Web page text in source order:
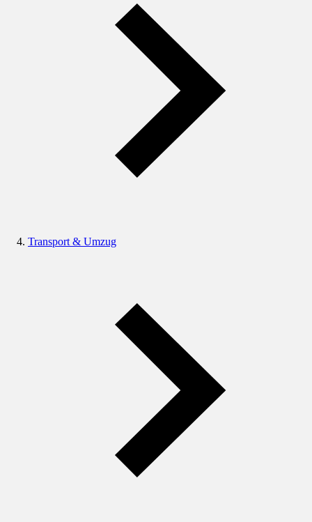
Transport & Umzug